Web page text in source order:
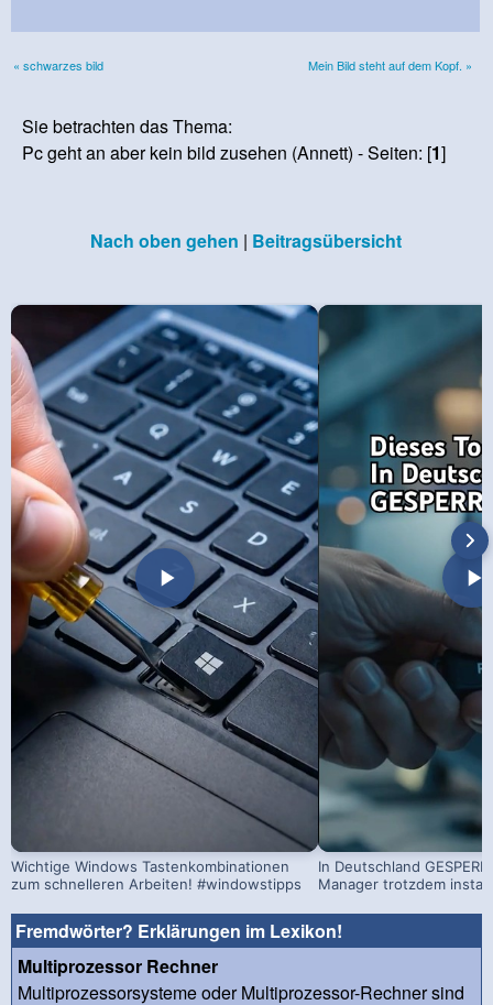
« schwarzes bild Mein Bild steht auf dem Kopf. »
Sie betrachten das Thema:
Pc geht an aber kein bild zusehen (Annett) - Seiten: [1]
Nach oben gehen | Beitragsübersicht
Wichtige Windows Tastenkombinationen
zum schnelleren Arbeiten! #windowstipps
In Deutschland
Manager trotzdem
Fremdwörter? Erklärungen im Lexikon!
Multiprozessor Rechner
Multiprozessorsysteme oder Multiprozessor-Rechner sind